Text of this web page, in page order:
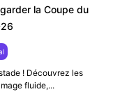
la Coupe du
! Découvrez les
fluide,...